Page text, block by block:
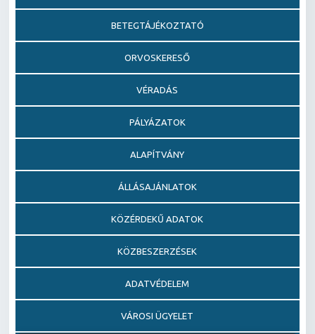
BETEGTÁJÉKOZTATÓ
ORVOSKERESŐ
VÉRADÁS
PÁLYÁZATOK
ALAPÍTVÁNY
ÁLLÁSAJÁNLATOK
KÖZÉRDEKŰ ADATOK
KÖZBESZERZÉSEK
ADATVÉDELEM
VÁROSI ÜGYELET